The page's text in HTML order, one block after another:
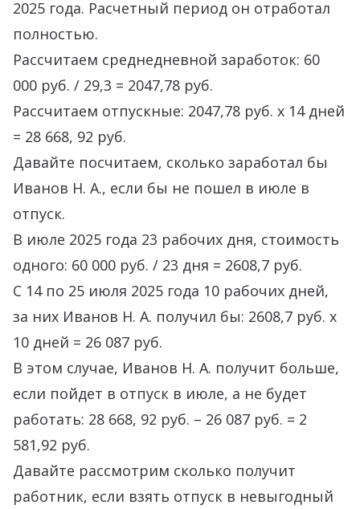
2025 года. Расчетный период он отработал
полностью.
Рассчитаем среднедневной заработок: 60
000 руб. / 29,3 = 2047,78 руб.
Рассчитаем отпускные: 2047,78 руб. х 14 дней
= 28 668, 92 руб.
Давайте посчитаем, сколько заработал бы
Иванов Н. А., если бы не пошел в июле в
отпуск.
В июле 2025 года 23 рабочих дня, стоимость
одного: 60 000 руб. / 23 дня = 2608,7 руб.
С 14 по 25 июля 2025 года 10 рабочих дней,
за них Иванов Н. А. получил бы: 2608,7 руб. х
10 дней = 26 087 руб.
В этом случае, Иванов Н. А. получит больше,
если пойдет в отпуск в июле, а не будет
работать: 28 668, 92 руб. – 26 087 руб. = 2
581,92 руб.
Давайте рассмотрим сколько получит
работник, если взять отпуск в невыгодный